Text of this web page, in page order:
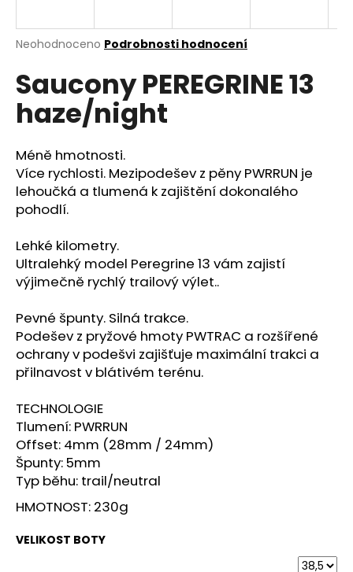
Průměrné
produktu
je
0,0
hvězdiček.
Neohodnoceno Podrobnosti hodnocení
Saucony PEREGRINE 13
haze/night
Méně hmotnosti.
Více rychlosti. Mezipodešev z pěny PWRRUN je
lehoučká a tlumená k zajištění dokonalého
pohodlí.
Lehké kilometry.
Ultralehký model Peregrine 13 vám zajistí
výjimečně rychlý trailový výlet..
Pevné špunty. Silná trakce.
Podešev z pryžové hmoty PWTRAC a rozšířené
ochrany v podešvi zajišťuje maximální trakci a
přilnavost v blátivém terénu.
TECHNOLOGIE
Tlumení: PWRRUN
Offset: 4mm (28mm / 24mm)
Špunty: 5mm
Typ běhu: trail/neutral
HMOTNOST: 230g
VELIKOST BOTY
j
t
?
HLEDAT
D
o
p
r
u
č
u
e
m
e
BOTY
CRAFT
XPLOR
-